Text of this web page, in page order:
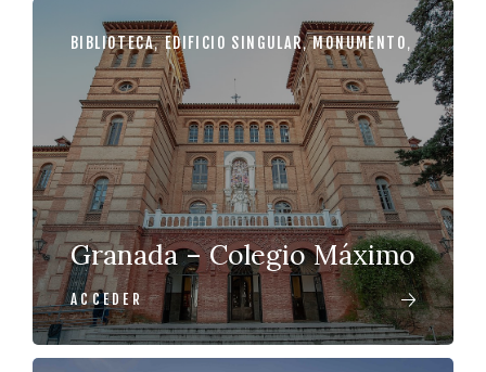
BIBLIOTECA,EDIFICIO SINGULAR,MONUMENTO,
Granada – Colegio Máximo
ACCEDER